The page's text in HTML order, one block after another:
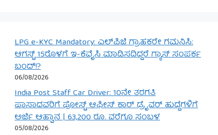
LPG e-KYC Mandatory: ಎಲ್‌ಪಿಜಿ ಗ್ರಾಹಕರೇ ಗಮನಿಸಿ:
ಆಗಸ್ಟ್ 15ರೊಳಗೆ ಇ-ಕೆವೈಸಿ ಮಾಡಿಸದಿದ್ದರೆ ಗ್ಯಾಸ್ ಸಂಪರ್ಕ
ಬಂದ್!?
06/08/2026
India Post Staff Car Driver: 10ನೇ ತರಗತಿ
ಪಾಸಾದವರಿಗೆ ಪೋಸ್ಟ್ ಆಫೀಸ್ ಕಾರ್ ಡ್ರೈವರ್ ಹುದ್ದೆಗಳಿಗೆ
ಅರ್ಜಿ ಆಹ್ವಾನ | 63,200 ರೂ. ವರೆಗೂ ಸಂಬಳ
05/08/2026